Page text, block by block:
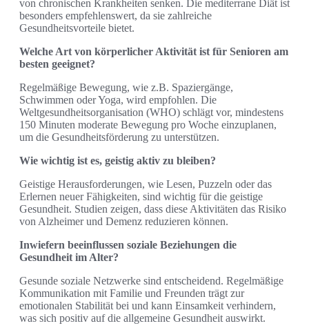
von chronischen Krankheiten senken. Die mediterrane Diät ist
besonders empfehlenswert, da sie zahlreiche
Gesundheitsvorteile bietet.
Welche Art von körperlicher Aktivität ist für Senioren am
besten geeignet?
Regelmäßige Bewegung, wie z.B. Spaziergänge,
Schwimmen oder Yoga, wird empfohlen. Die
Weltgesundheitsorganisation (WHO) schlägt vor, mindestens
150 Minuten moderate Bewegung pro Woche einzuplanen,
um die Gesundheitsförderung zu unterstützen.
Wie wichtig ist es, geistig aktiv zu bleiben?
Geistige Herausforderungen, wie Lesen, Puzzeln oder das
Erlernen neuer Fähigkeiten, sind wichtig für die geistige
Gesundheit. Studien zeigen, dass diese Aktivitäten das Risiko
von Alzheimer und Demenz reduzieren können.
Inwiefern beeinflussen soziale Beziehungen die
Gesundheit im Alter?
Gesunde soziale Netzwerke sind entscheidend. Regelmäßige
Kommunikation mit Familie und Freunden trägt zur
emotionalen Stabilität bei und kann Einsamkeit verhindern,
was sich positiv auf die allgemeine Gesundheit auswirkt.